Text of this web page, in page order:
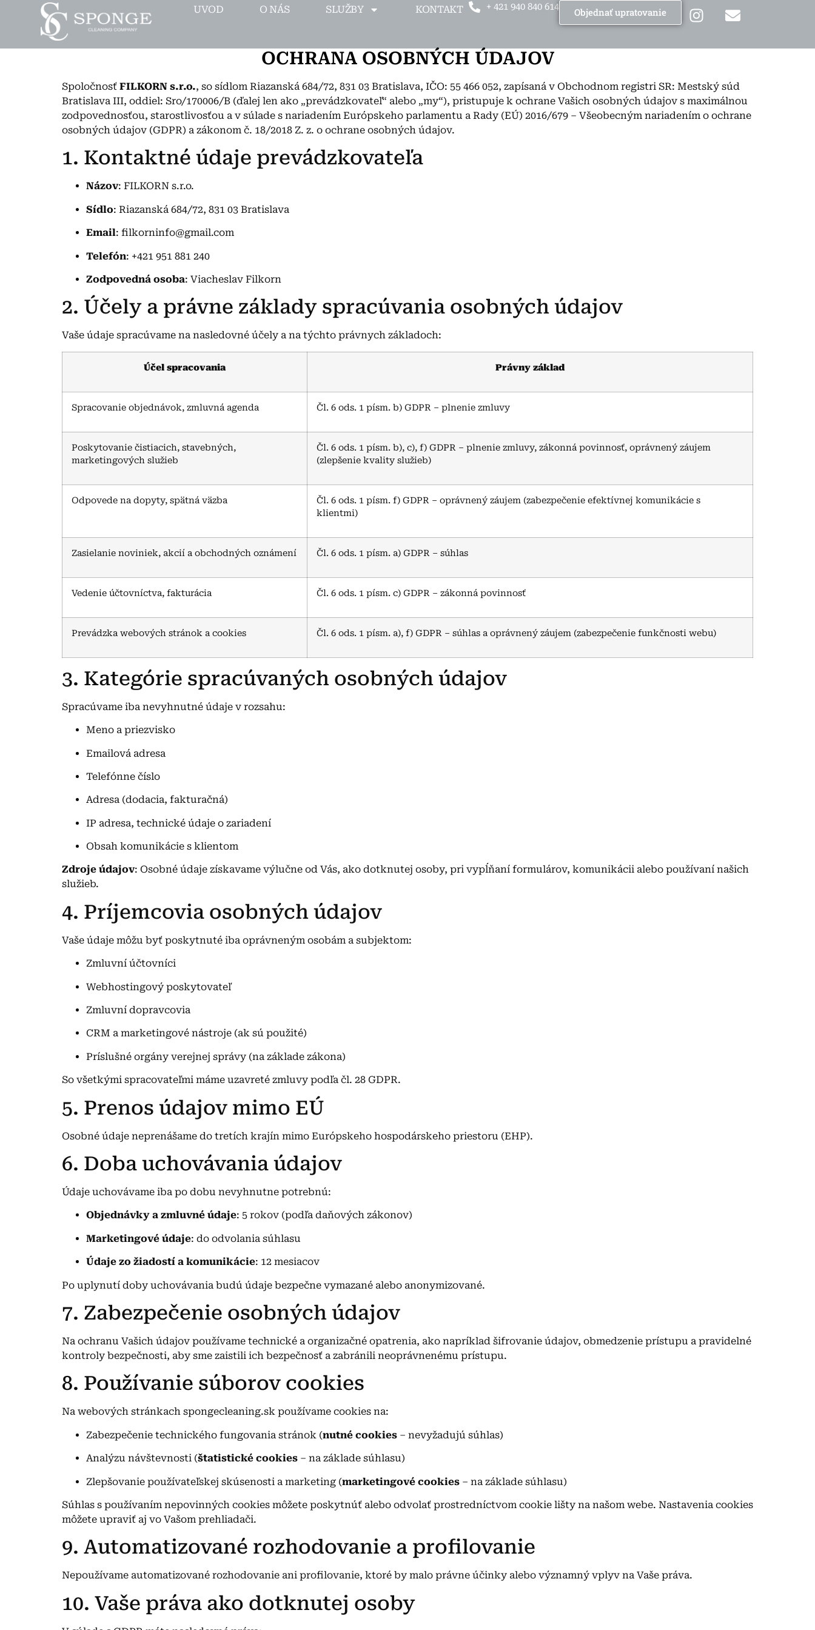
UVOD O NÁS SLUŽBY KONTAKT + 421 940 840 614 Objednať upratovanie
OCHRANA OSOBNÝCH ÚDAJOV
OCHRANA OSOBNÝCH ÚDAJOV
Spoločnosť FILKORN s.r.o., so sídlom Riazanská 684/72, 831 03 Bratislava, IČO: 55 466 052, zapísaná v Obchodnom registri SR: Mestský súd
Bratislava III, oddiel: Sro/170006/B (ďalej len ako „prevádzkovateľ“ alebo „my“), pristupuje k ochrane Vašich osobných údajov s maximálnou
zodpovednosťou, starostlivosťou a v súlade s nariadením Európskeho parlamentu a Rady (EÚ) 2016/679 – Všeobecným nariadením o ochrane
osobných údajov (GDPR) a zákonom č. 18/2018 Z. z. o ochrane osobných údajov.
1. Kontaktné údaje prevádzkovateľa
Názov: FILKORN s.r.o.
Sídlo: Riazanská 684/72, 831 03 Bratislava
Email: filkorninfo@gmail.com
Telefón: +421 951 881 240
Zodpovedná osoba: Viacheslav Filkorn
2. Účely a právne základy spracúvania osobných údajov
Vaše údaje spracúvame na nasledovné účely a na týchto právnych základoch:
Účel spracovania Právny základ
Spracovanie objednávok, zmluvná agenda Čl. 6 ods. 1 písm. b) GDPR – plnenie zmluvy
Poskytovanie čistiacich, stavebných,
marketingových služieb
Čl. 6 ods. 1 písm. b), c), f) GDPR – plnenie zmluvy, zákonná povinnosť, oprávnený záujem
(zlepšenie kvality služieb)
Odpovede na dopyty, spätná väzba
Čl. 6 ods. 1 písm. f) GDPR – oprávnený záujem (zabezpečenie efektívnej komunikácie s
klientmi)
Zasielanie noviniek, akcií a obchodných oznámení Čl. 6 ods. 1 písm. a) GDPR – súhlas
Vedenie účtovníctva, fakturácia Čl. 6 ods. 1 písm. c) GDPR – zákonná povinnosť
Prevádzka webových stránok a cookies Čl. 6 ods. 1 písm. a), f) GDPR – súhlas a oprávnený záujem (zabezpečenie funkčnosti webu)
3. Kategórie spracúvaných osobných údajov
Spracúvame iba nevyhnutné údaje v rozsahu:
Meno a priezvisko
Emailová adresa
Telefónne číslo
Adresa (dodacia, fakturačná)
IP adresa, technické údaje o zariadení
Obsah komunikácie s klientom
Zdroje údajov: Osobné údaje získavame výlučne od Vás, ako dotknutej osoby, pri vypĺňaní formulárov, komunikácii alebo používaní našich
služieb.
4. Príjemcovia osobných údajov
Vaše údaje môžu byť poskytnuté iba oprávneným osobám a subjektom:
Zmluvní účtovníci
Webhostingový poskytovateľ
Zmluvní dopravcovia
CRM a marketingové nástroje (ak sú použité)
Príslušné orgány verejnej správy (na základe zákona)
So všetkými spracovateľmi máme uzavreté zmluvy podľa čl. 28 GDPR.
5. Prenos údajov mimo EÚ
Osobné údaje neprenášame do tretích krajín mimo Európskeho hospodárskeho priestoru (EHP).
6. Doba uchovávania údajov
Údaje uchovávame iba po dobu nevyhnutne potrebnú:
Objednávky a zmluvné údaje: 5 rokov (podľa daňových zákonov)
Marketingové údaje: do odvolania súhlasu
Údaje zo žiadostí a komunikácie: 12 mesiacov
Po uplynutí doby uchovávania budú údaje bezpečne vymazané alebo anonymizované.
7. Zabezpečenie osobných údajov
Na ochranu Vašich údajov používame technické a organizačné opatrenia, ako napríklad šifrovanie údajov, obmedzenie prístupu a pravidelné
kontroly bezpečnosti, aby sme zaistili ich bezpečnosť a zabránili neoprávnenému prístupu.
8. Používanie súborov cookies
Na webových stránkach spongecleaning.sk používame cookies na:
Zabezpečenie technického fungovania stránok (nutné cookies – nevyžadujú súhlas)
Analýzu návštevnosti (štatistické cookies – na základe súhlasu)
Zlepšovanie používateľskej skúsenosti a marketing (marketingové cookies – na základe súhlasu)
Súhlas s používaním nepovinných cookies môžete poskytnúť alebo odvolať prostredníctvom cookie lišty na našom webe. Nastavenia cookies
môžete upraviť aj vo Vašom prehliadači.
9. Automatizované rozhodovanie a profilovanie
Nepoužívame automatizované rozhodovanie ani profilovanie, ktoré by malo právne účinky alebo významný vplyv na Vaše práva.
10. Vaše práva ako dotknutej osoby